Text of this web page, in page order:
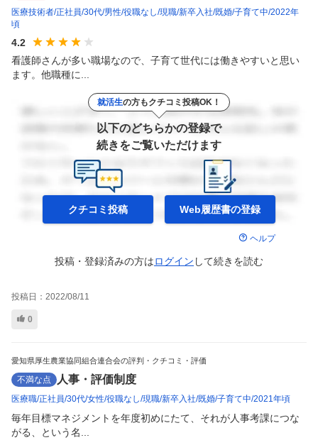
医療技術者 正社員 30代 男性 役職なし 現職 新卒入社 既婚 子育て中 2022年
頃
4.2
看護師さんが多い職場なので、子育て世代には働きやすいと思い
ます。他職種に...
就活生の方もクチコミ投稿OK！
以下のどちらかの登録で
続きをご覧いただけます
クチコミ投稿 Web履歴書の登録
ヘルプ
投稿・登録済みの方はログイン して続きを読む
投稿日： 2022/08/11
0
愛知県厚生農業協同組合連合会の評判・クチコミ・評価
不満な点 人事・評価制度
医療職 正社員 30代 女性 役職なし 現職 新卒入社 既婚 子育て中 2021年頃
毎年目標マネジメントを年度初めにたて、それが人事考課につな
がる、という名...